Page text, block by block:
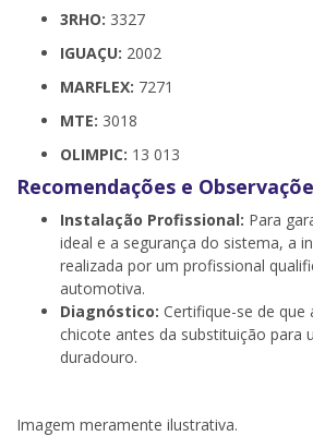
3RHO: 3327
IGUAÇU: 2002
MARFLEX: 7271
MTE: 3018
OLIMPIC: 13 013
Recomendações e
Instalação Profissional: Para
ideal e a segurança do sistema, a
realizada por um profissional
automotiva.
Diagnóstico: Certifique-se de que
chicote antes da substituição para
duradouro.
Imagem meramente ilustrativa.